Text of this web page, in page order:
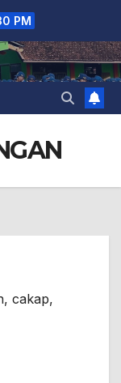
PM
cakap,